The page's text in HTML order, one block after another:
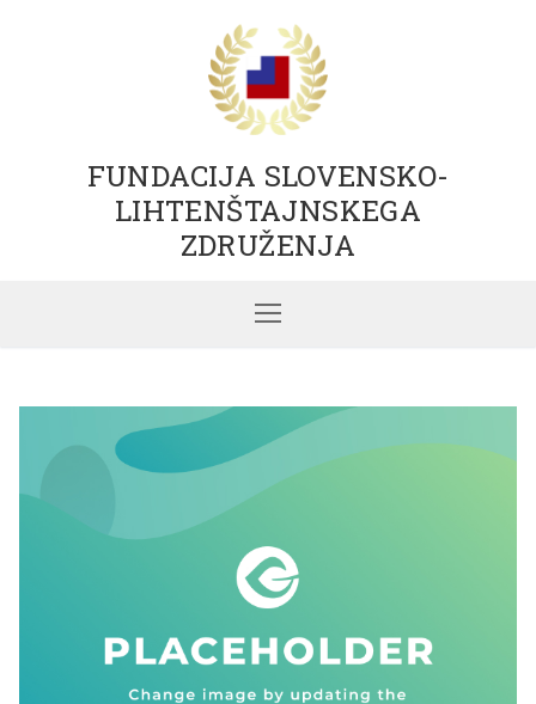
FUNDACIJA SLOVENSKO-
LIHTENŠTAJNSKEGA
ZDRUŽENJA